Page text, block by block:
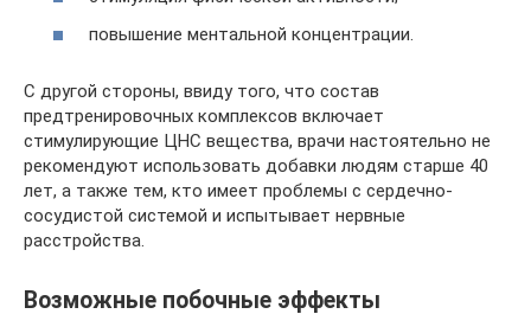
повышение ментальной концентрации.
С другой стороны, ввиду того, что состав
предтренировочных комплексов включает
стимулирующие ЦНС вещества, врачи настоятельно не
рекомендуют использовать добавки людям старше 40
лет, а также тем, кто имеет проблемы с сердечно-
сосудистой системой и испытывает нервные
расстройства.
Возможные побочные эффекты